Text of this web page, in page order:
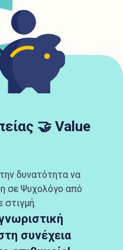
🤝 Value
δυνατότητα να
σε Ψυχολόγο από
στιγμή.
συνέχεια